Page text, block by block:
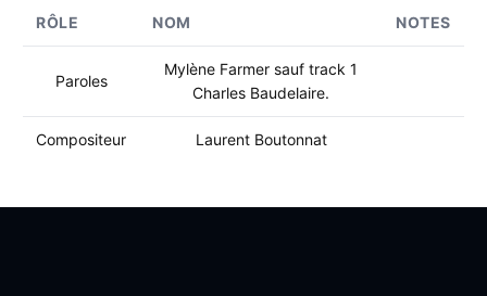
RÔLE NOM NOTES
Paroles
Mylène Farmer sauf track 1
Charles Baudelaire.
Compositeur Laurent Boutonnat